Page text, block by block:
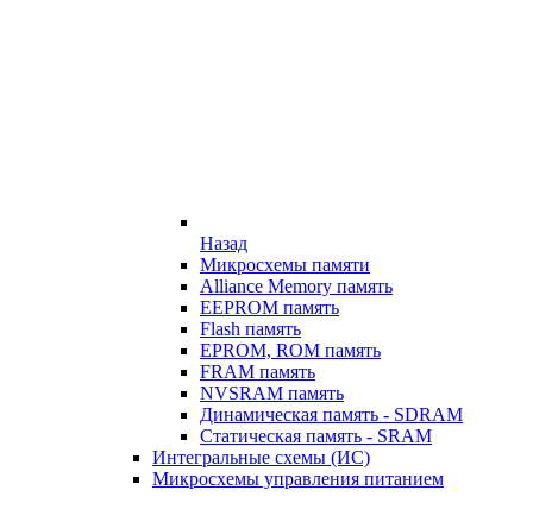
Назад
Микросхемы памяти
Alliance Memory память
EEPROM память
Flash память
EPROM, ROM память
FRAM память
NVSRAM память
Динамическая память - SDRAM
Статическая память - SRAM
Интегральные схемы (ИС)
Микросхемы управления питанием